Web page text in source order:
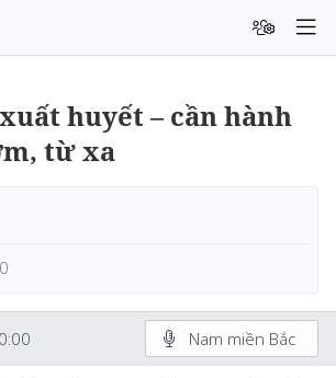
huyết – cần hành
từ xa
0:00 Nam miền Bắc